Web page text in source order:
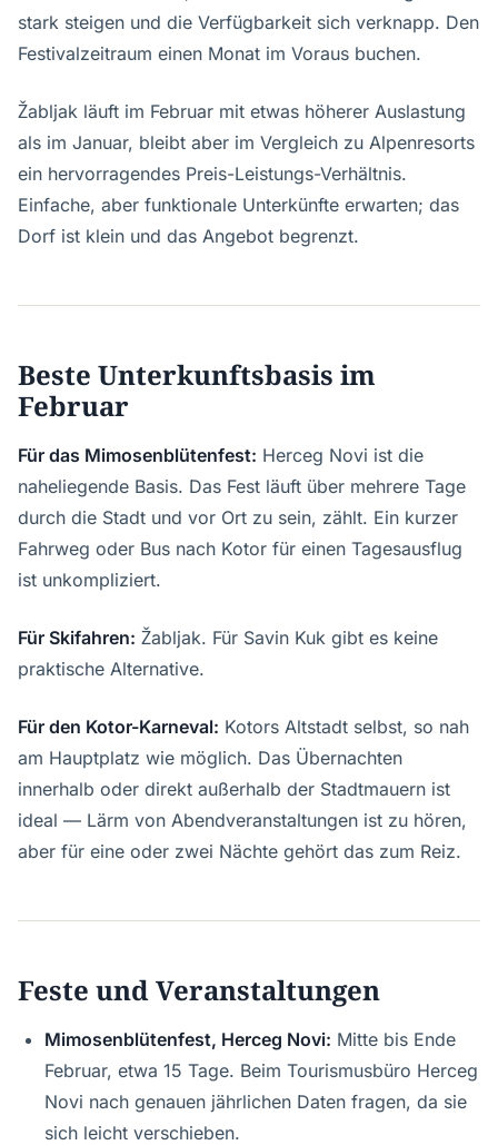
stark steigen und die Verfügbarkeit sich verknapp. Den
Festivalzeitraum einen Monat im Voraus buchen.
Žabljak läuft im Februar mit etwas höherer Auslastung
als im Januar, bleibt aber im Vergleich zu Alpenresorts
ein hervorragendes Preis-Leistungs-Verhältnis.
Einfache, aber funktionale Unterkünfte erwarten; das
Dorf ist klein und das Angebot begrenzt.
Beste Unterkunftsbasis im
Februar
Für das Mimosenblütenfest: Herceg Novi ist die
naheliegende Basis. Das Fest läuft über mehrere Tage
durch die Stadt und vor Ort zu sein, zählt. Ein kurzer
Fahrweg oder Bus nach Kotor für einen Tagesausflug
ist unkompliziert.
Für Skifahren: Žabljak. Für Savin Kuk gibt es keine
praktische Alternative.
Für den Kotor-Karneval: Kotors Altstadt selbst, so nah
am Hauptplatz wie möglich. Das Übernachten
innerhalb oder direkt außerhalb der Stadtmauern ist
ideal — Lärm von Abendveranstaltungen ist zu hören,
aber für eine oder zwei Nächte gehört das zum Reiz.
Feste und Veranstaltungen
Mimosenblütenfest, Herceg Novi: Mitte bis Ende
Februar, etwa 15 Tage. Beim Tourismusbüro Herceg
Novi nach genauen jährlichen Daten fragen, da sie
sich leicht verschieben.